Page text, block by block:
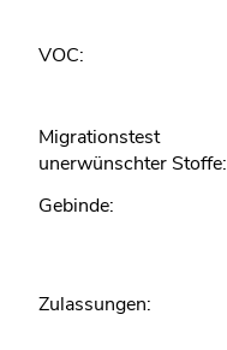
VOC:
Migrationstest
unerwünschter Stoffe:
Gebinde:
Zulassungen: